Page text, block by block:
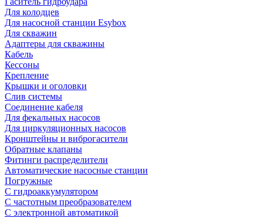
Для колодцев
Для насосной станции Esybox
Для скважин
Адаптеры для скважины
Кабель
Кессоны
Крепление
Крышки и оголовки
Слив системы
Соединение кабеля
Для фекальных насосов
Для циркуляционных насосов
Кронштейны и виброгасители
Обратные клапаны
Фитинги распределители
Автоматические насосные станции
Погружные
С гидроаккумулятором
С частотным преобразователем
С электронной автоматикой